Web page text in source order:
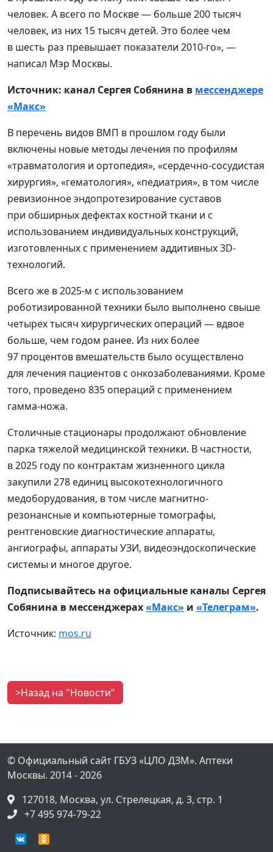
человек. А всего по Москве — больше 200 тысяч
человек, из них 15 тысяч детей. Это более чем
в шесть раз превышает показатели 2010-го», —
написал Мэр Москвы.
Источник: канал Сергея Собянина в мессенджере
«Макс»
В перечень видов ВМП в прошлом году были
включены новые методы лечения по профилям
«травматология и ортопедия», «сердечно-сосудистая
хирургия», «гематология», «педиатрия», в том числе
ревизионное эндопротезирование суставов
при обширных дефектах костной ткани и с
использованием индивидуальных конструкций,
изготовленных с применением аддитивных 3D-
технологий.
Всего же в 2025-м с использованием
роботизированной техники было выполнено свыше
четырех тысяч хирургических операций — вдвое
больше, чем годом ранее. Из них более
97 процентов вмешательств было осуществлено
для лечения пациентов с онкозаболеваниями. Кроме
того, проведено 835 операций с применением
гамма-ножа.
Столичные стационары продолжают обновление
парка тяжелой медицинской техники. В частности,
в 2025 году по контрактам жизненного цикла
закупили 278 единиц высокотехнологичного
медоборудования, в том числе магнитно-
резонансные и компьютерные томографы,
рентгеновские диагностические аппараты,
ангиографы, аппараты УЗИ, видеоэндоскопические
системы и многое другое.
Подписывайтесь на официальные каналы Сергея
Собянина в мессенджерах«Макс» и «Телеграм».
Источник: mos.ru
>Назад на "Новости"
© Официальный сайт ГБУЗ «ЦЛО ДЗМ». Аптеки
Москвы. 2014- 2026
127018, Москва, ул. Стрелецкая, д. 3, стр. 1
+7 495 974-79-22